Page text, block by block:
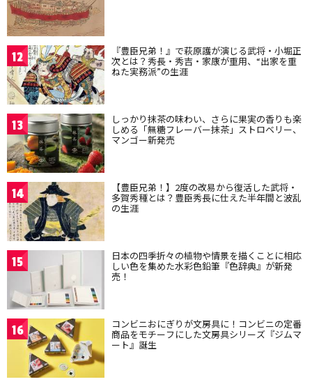
12 『豊臣兄弟！』で萩原護が演じる武将・小堀正
次とは？秀長・秀吉・家康が重用、“出家を重
ねた実務派”の生涯
13 しっかり抹茶の味わい、さらに果実の香りも楽
しめる「無糖フレーバー抹茶」ストロベリー、
マンゴー新発売
14 【豊臣兄弟！】2度の改易から復活した武将・
多賀秀種とは？豊臣秀長に仕えた半年間と波乱
の生涯
15 日本の四季折々の植物や情景を描くことに相応
しい色を集めた水彩色鉛筆『色辞典』が新発
売！
16 コンビニおにぎりが文房具に！コンビニの定番
商品をモチーフにした文房具シリーズ『ジムマ
ート』誕生